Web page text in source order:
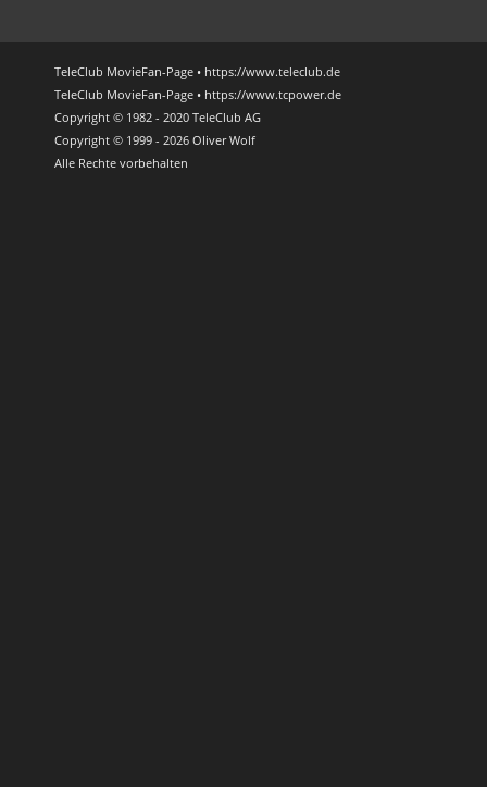
TeleClub MovieFan-Page • https://www.teleclub.de
TeleClub MovieFan-Page • https://www.tcpower.de
Copyright © 1982 - 2020 TeleClub AG
Copyright © 1999 - 2026 Oliver Wolf
Alle Rechte vorbehalten